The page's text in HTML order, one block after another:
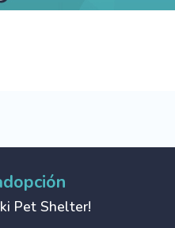
Pet Shelter!